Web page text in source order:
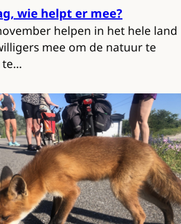
wie helpt er mee?
helpen in het hele land
mee om de natuur te
te…